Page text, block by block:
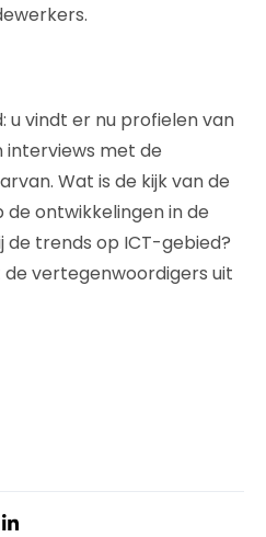
u vindt er nu profielen van
interviews met de
Wat is de kijk van de
ontwikkelingen in de
de trends op ICT-gebied?
vertegenwoordigers uit